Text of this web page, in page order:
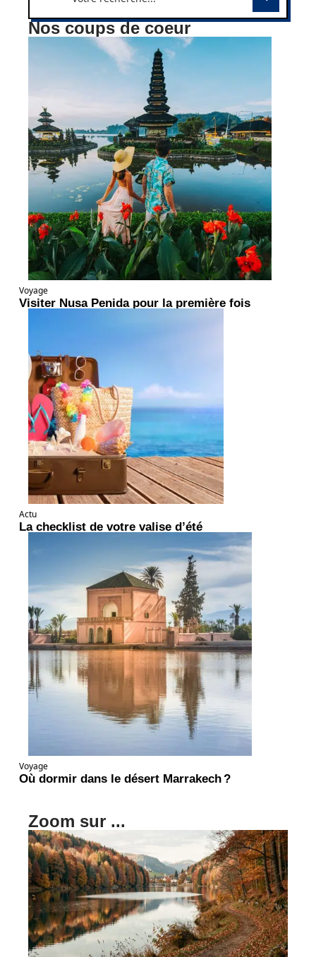
Nos coups de coeur
Voyage
Visiter Nusa Penida pour la première fois
Actu
La checklist de votre valise d’été
Voyage
Où dormir dans le désert Marrakech ?
Zoom sur ...